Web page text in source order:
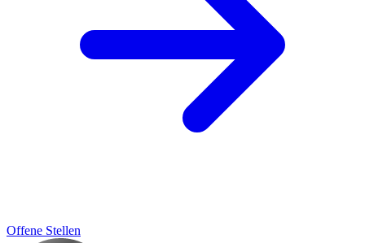
Offene Stellen